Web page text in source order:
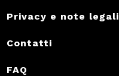
Privacy e note legali
Contatti
FAQ